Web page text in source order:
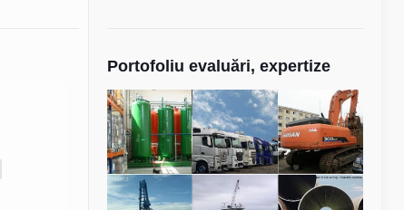
Portofoliu evaluări, expertize